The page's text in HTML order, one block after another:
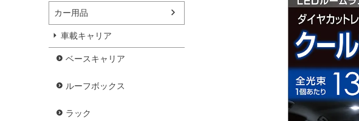
カー用品
車載キャリア
ベースキャリア
ルーフボックス
ラック